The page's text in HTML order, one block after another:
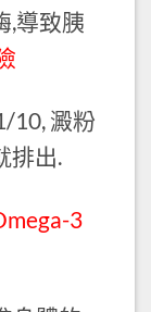
,導致胰
10, 澱粉
排出.
3